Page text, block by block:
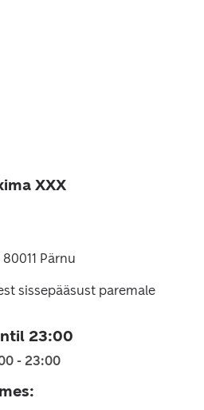
XXX
80011 Pärnu
sissepääsust paremale
23:00
- 23:00
: